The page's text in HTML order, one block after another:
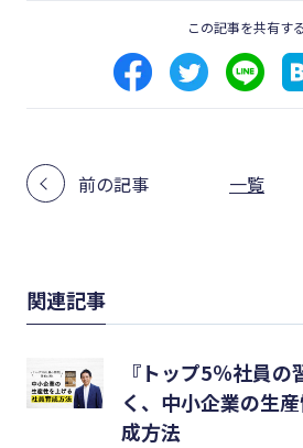
この記事を共有する
前の記事 一覧
関連記事
『トップ5％社員
く、中小企業の生
成方法